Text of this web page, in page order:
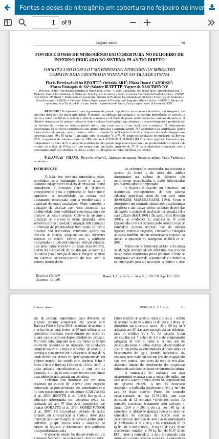
Fontes e doses de nitrogênio em cobertura no feijoeiro de inverno irrigado no sistema plantio direto